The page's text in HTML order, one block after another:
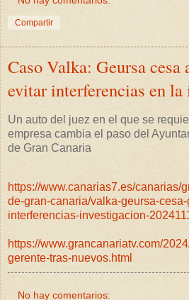
Compartir
Caso Valka: Geursa cesa
evitar interferencias en
Un auto del juez en el que se
empresa cambia el paso del
de Gran Canaria
https://www.canarias7.es/canarias/
de-gran-canaria/valka-geursa-
interferencias-investigacion-
https://www.grancanariatv.com/
gerente-tras-nuevos.html
No hay comentarios: